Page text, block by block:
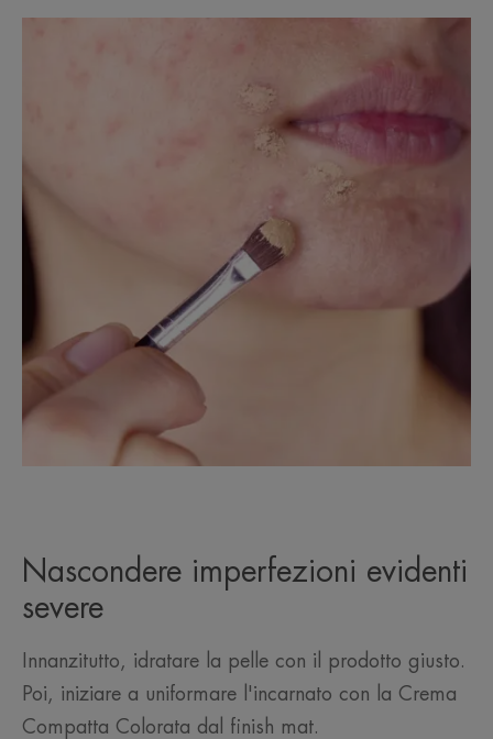
Nascondere imperfezioni evidenti
severe
Innanzitutto, idratare la pelle con il prodotto giusto.
Poi, iniziare a uniformare l'incarnato con la Crema
Compatta Colorata dal finish mat.